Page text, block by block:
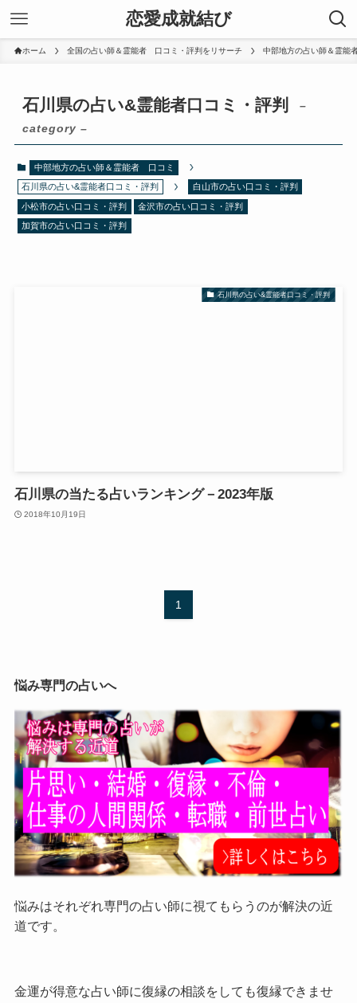
恋愛成就結び
ホーム 全国の占い師＆霊能者 口コミ・評判をリサーチ 中部地方の占い師＆霊能
石川県の占い&霊能者口コミ・評判
–
category –
中部地方の占い師＆霊能者 口コミ
石川県の占い&霊能者口コミ・評判 白山市の占い口コミ・評判
小松市の占い口コミ・評判 金沢市の占い口コミ・評判
加賀市の占い口コミ・評判
石川県の占い&霊能者口コミ・評判
石川県の当たる占いランキング－2023年版
2018年10月19日
1
悩み専門の占いへ
悩みはそれぞれ専門の占い師に視てもらうのが解決の近
道です。
金運が得意な占い師に復縁の相談をしても復縁できませ